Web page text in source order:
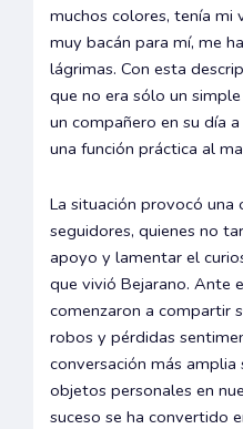
muchos colores, tenía mi
muy bacán para mí, me
lágrimas. Con esta
que no era sólo un
un compañero en su día
una función práctica al
La situación provocó una
seguidores, quienes no
apoyo y lamentar el
que vivió Bejarano. Ante
comenzaron a compartir
robos y pérdidas
conversación más
objetos personales en
suceso se ha convertido